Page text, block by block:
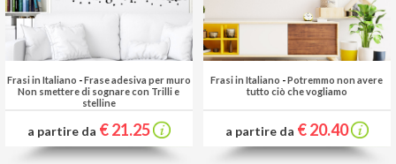
Frasi in Italiano -Frase adesiva per muro
Non smettere di sognare con Trilli e
stelline
a partire da € 21.25
Frasi in Italiano -Potremmo non avere
tutto ciò che vogliamo
a partire da € 20.40